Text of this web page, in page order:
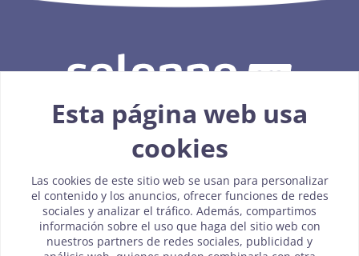
info@erp-selenne.es
Política de cookies
Esta página web usa
cookies
Las cookies de este sitio web se usan para personalizar
el contenido y los anuncios, ofrecer funciones de redes
sociales y analizar el tráfico. Además, compartimos
información sobre el uso que haga del sitio web con
nuestros partners de redes sociales, publicidad y